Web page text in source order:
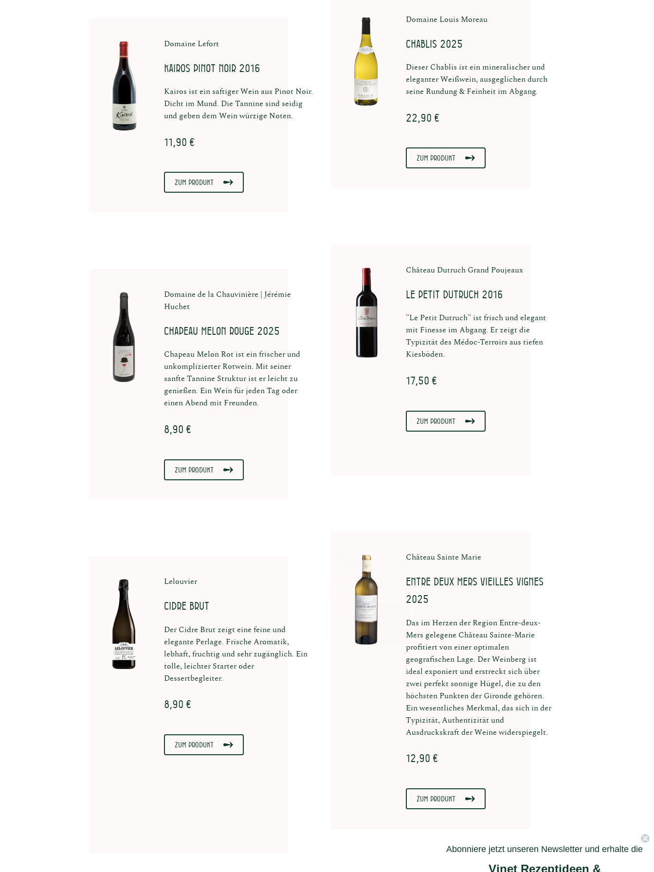
Domaine Lefort
KAIROS Pinot Noir 2016
Kairos ist ein saftiger Wein aus Pinot Noir.
Dicht im Mund. Die Tannine sind seidig
und geben dem Wein würzige Noten.
11,90 €
Zum Produkt
Domaine Louis Moreau
Chablis 2025
Dieser Chablis ist ein mineralischer und
eleganter Weißwein, ausgeglichen durch
seine Rundung & Feinheit im Abgang.
22,90 €
Zum Produkt
Domaine de la Chauvinière
Jérémie
Huchet
Chapeau Melon Rouge 2025
Chapeau Melon Rot ist ein frischer und
unkomplizierter Rotwein. Mit seiner
sanfte Tannine Struktur ist er leicht zu
genießen. Ein Wein für jeden Tag oder
einen Abend mit Freunden.
8,90 €
Zum Produkt
Château Dutruch Grand Poujeaux
Le Petit Dutruch 2016
"Le Petit Dutruch" ist frisch und elegant
mit Finesse im Abgang. Er zeigt die
Typizität des Médoc-Terroirs aus tiefen
Kiesböden.
17,50 €
Zum Produkt
Lelouvier
Cidre Brut
Der Cidre Brut zeigt eine feine und
elegante Perlage. Frische Aromatik,
lebhaft, fruchtig und sehr zugänglich. Ein
tolle, leichter Starter oder
Dessertbegleiter.
8,90 €
Zum Produkt
Château Sainte Marie
Entre deux mers Vieilles Vignes
2025
Das im Herzen der Region Entre-deux-
Mers gelegene Château Sainte-Marie
profitiert von einer optimalen
geografischen Lage. Der Weinberg ist
ideal exponiert und erstreckt sich über
zwei perfekt sonnige Hügel, die zu den
höchsten Punkten der Gironde gehören.
Ein wesentliches Merkmal, das sich in der
Typizität, Authentizität und
Ausdruckskraft der Weine widerspiegelt.
12,90 €
Zum Produkt
Abonniere jetzt unseren Newsletter und erhalte die
Vinet Rezeptideen &